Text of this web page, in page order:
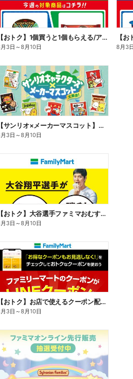
【おトク】1個買うと1個もらえる/アイス
3日 ～8月10日 8月3日
【サンリオ×メーカーマスコット】オリジナルグッズ貰える!
3日 ～8月10日
【おトク】大谷選手ファミマおむすび割
3日 ～8月10日
【おトク】お店で使えるクーポン配信中
3日 ～8月10日